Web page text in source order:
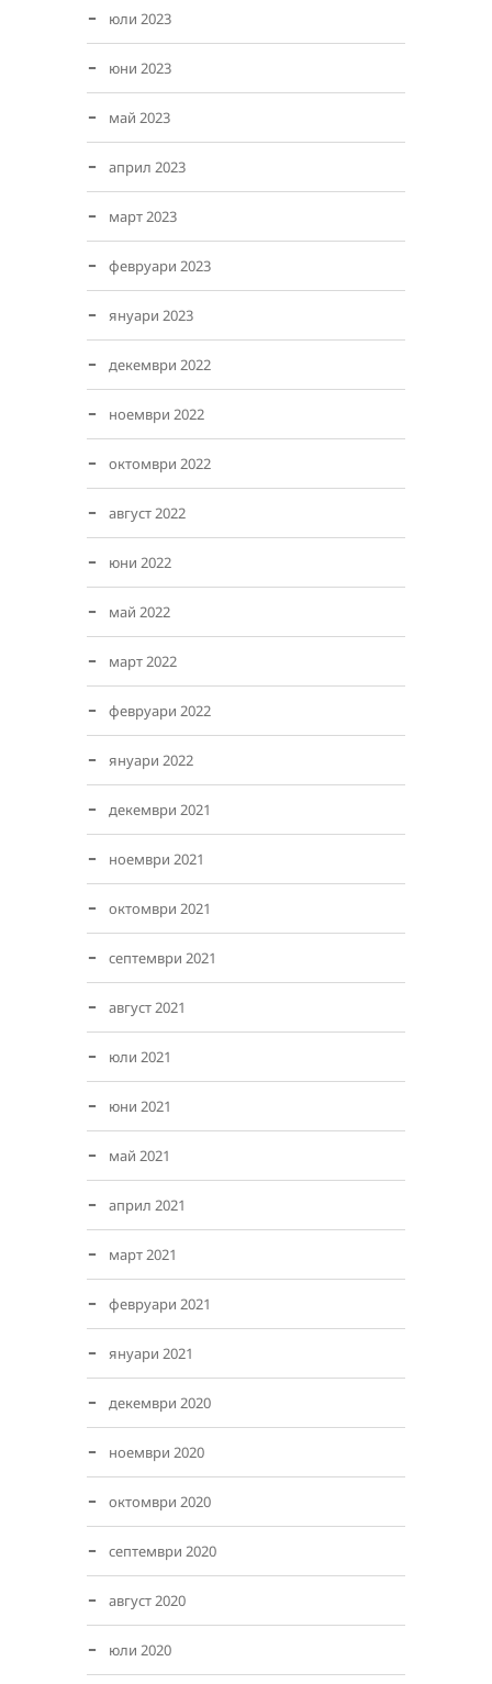
юли 2023
юни 2023
май 2023
април 2023
март 2023
февруари 2023
януари 2023
декември 2022
ноември 2022
октомври 2022
август 2022
юни 2022
май 2022
март 2022
февруари 2022
януари 2022
декември 2021
ноември 2021
октомври 2021
септември 2021
август 2021
юли 2021
юни 2021
май 2021
април 2021
март 2021
февруари 2021
януари 2021
декември 2020
ноември 2020
октомври 2020
септември 2020
август 2020
юли 2020